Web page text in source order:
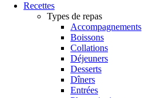
Recettes
Types de repas
Accompagnements
Boissons
Collations
Déjeuners
Desserts
Dîners
Entrées